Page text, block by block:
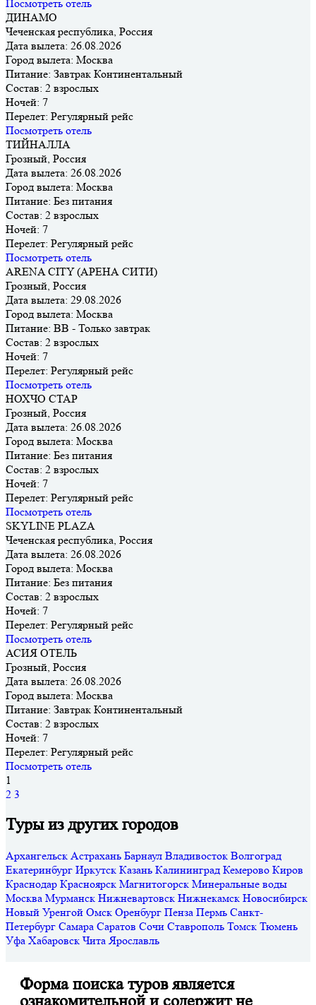
Посмотреть отель
ДИНАМО
Чеченская республика, Россия
Дата вылета: 26.08.2026
Город вылета: Москва
Питание: Завтpак Континентальный
Состав: 2 взрослых
Ночей: 7
Перелет: Регулярный рейс
Посмотреть отель
ТИЙНАЛЛА
Грозный, Россия
Дата вылета: 26.08.2026
Город вылета: Москва
Питание: Без питания
Состав: 2 взрослых
Ночей: 7
Перелет: Регулярный рейс
Посмотреть отель
ARENA CITY (АРЕНА СИТИ)
Грозный, Россия
Дата вылета: 29.08.2026
Город вылета: Москва
Питание: BB - Только завтрак
Состав: 2 взрослых
Ночей: 7
Перелет: Регулярный рейс
Посмотреть отель
НОХЧО СТАР
Грозный, Россия
Дата вылета: 26.08.2026
Город вылета: Москва
Питание: Без питания
Состав: 2 взрослых
Ночей: 7
Перелет: Регулярный рейс
Посмотреть отель
SKYLINE PLAZA
Чеченская республика, Россия
Дата вылета: 26.08.2026
Город вылета: Москва
Питание: Без питания
Состав: 2 взрослых
Ночей: 7
Перелет: Регулярный рейс
Посмотреть отель
АСИЯ ОТЕЛЬ
Грозный, Россия
Дата вылета: 26.08.2026
Город вылета: Москва
Питание: Завтpак Континентальный
Состав: 2 взрослых
Ночей: 7
Перелет: Регулярный рейс
Посмотреть отель
1
2 3
Туры из других городов
Архангельск Астрахань Барнаул Владивосток Волгоград
Екатеринбург Иркутск Казань Калининград Кемерово Киров
Краснодар Красноярск Магнитогорск Минеральные воды
Москва Мурманск Нижневартовск Нижнекамск Новосибирск
Новый Уренгой Омск Оренбург Пенза Пермь Санкт-
Петербург Самара Саратов Сочи Ставрополь Томск Тюмень
Уфа Хабаровск Чита Ярославль
Форма поиска туров является